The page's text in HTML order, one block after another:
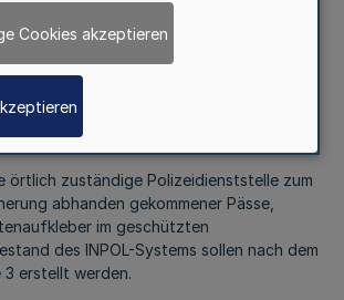
von Pässen, Vordrucken und
privater Zustell- oder Kurierdienste für
Pässen ist im Falle beschädigter oder
Sendungen auch der beauftragte
örtlich zuständige Polizeidienststelle zum
abhanden gekommener Pässe,
im geschützten
des INPOL-Systems sollen nach dem
erstellt werden.
Cookies akzeptieren